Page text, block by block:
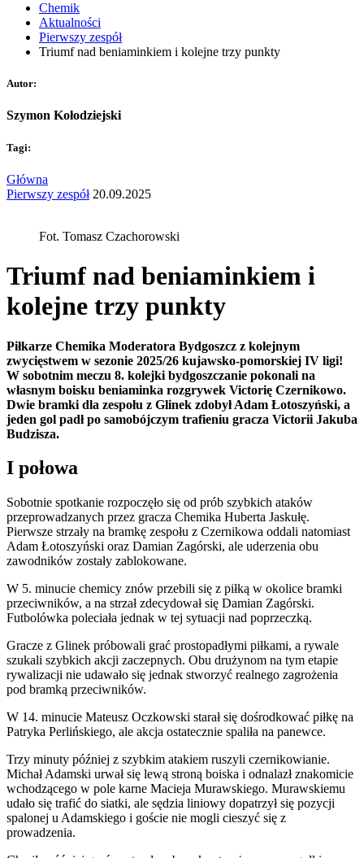
Chemik
Aktualności
Pierwszy zespół
Triumf nad beniaminkiem i kolejne trzy punkty
Autor:
Szymon Kołodziejski
Tagi:
Główna
Pierwszy zespół 20.09.2025
Fot. Tomasz Czachorowski
Triumf nad beniaminkiem i
kolejne trzy punkty
Piłkarze Chemika Moderatora Bydgoszcz z kolejnym
zwycięstwem w sezonie 2025/26 kujawsko-pomorskiej IV ligi!
W sobotnim meczu 8. kolejki bydgoszczanie pokonali na
własnym boisku beniaminka rozgrywek Victorię Czernikowo.
Dwie bramki dla zespołu z Glinek zdobył Adam Łotoszyński, a
jeden gol padł po samobójczym trafieniu gracza Victorii Jakuba
Budzisza.
I połowa
Sobotnie spotkanie rozpoczęło się od prób szybkich ataków
przeprowadzanych przez gracza Chemika Huberta Jaskułę.
Pierwsze strzały na bramkę zespołu z Czernikowa oddali natomiast
Adam Łotoszyński oraz Damian Zagórski, ale uderzenia obu
zawodników zostały zablokowane.
W 5. minucie chemicy znów przebili się z piłką w okolice bramki
przeciwników, a na strzał zdecydował się Damian Zagórski.
Futbolówka poleciała jednak w tej sytuacji nad poprzeczką.
Gracze z Glinek próbowali grać prostopadłymi piłkami, a rywale
szukali szybkich akcji zaczepnych. Obu drużynom na tym etapie
rywalizacji nie udawało się jednak stworzyć realnego zagrożenia
pod bramką przeciwników.
W 14. minucie Mateusz Oczkowski starał się dośrodkować piłkę na
Patryka Perlińskiego, ale akcja ostatecznie spaliła na panewce.
Trzy minuty później z szybkim atakiem ruszyli czernikowianie.
Michał Adamski urwał się lewą stroną boiska i odnalazł znakomicie
wchodzącego w pole karne Macieja Murawskiego. Murawskiemu
udało się trafić do siatki, ale sędzia liniowy dopatrzył się pozycji
spalonej u Adamskiego i goście nie mogli cieszyć się z
prowadzenia.